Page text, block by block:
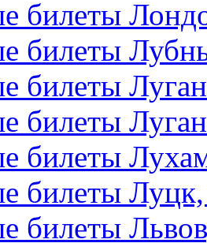
билеты
билеты
билеты
билеты
билеты
билеты
билеты